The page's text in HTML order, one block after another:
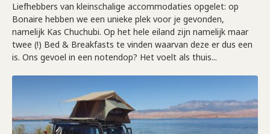
Liefhebbers van kleinschalige accommodaties opgelet: op
Bonaire hebben we een unieke plek voor je gevonden,
namelijk Kas Chuchubi. Op het hele eiland zijn namelijk maar
twee (!) Bed & Breakfasts te vinden waarvan deze er dus een
is. Ons gevoel in een notendop? Het voelt als thuis...